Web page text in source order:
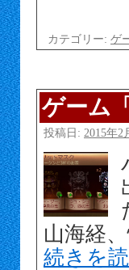
カテゴリー: ゲ
ゲーム
投稿日: 2015年2
山海経
続きを